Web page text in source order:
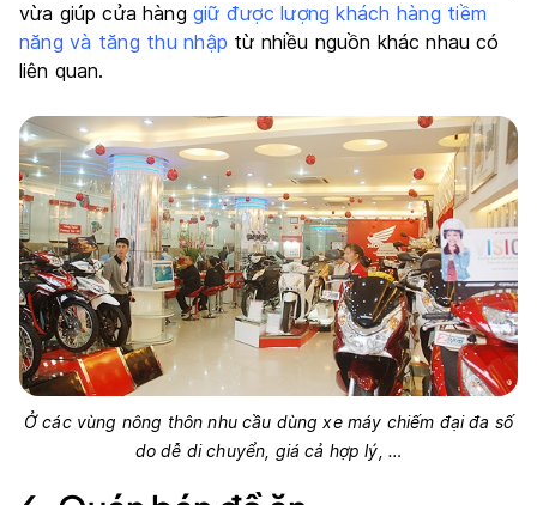
vừa giúp cửa hàng giữ được lượng khách hàng tiềm
năng và tăng thu nhập từ nhiều nguồn khác nhau có
liên quan.
Ở các vùng nông thôn nhu cầu dùng xe máy chiếm đại đa số
do dễ di chuyển, giá cả hợp lý, …